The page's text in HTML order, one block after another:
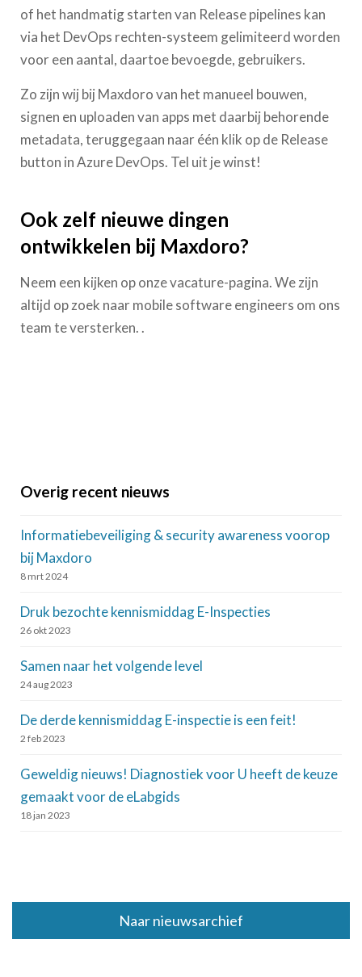
of het handmatig starten van Release pipelines kan
via het DevOps rechten-systeem gelimiteerd worden
voor een aantal, daartoe bevoegde, gebruikers.
Zo zijn wij bij Maxdoro van het manueel bouwen,
signen en uploaden van apps met daarbij behorende
metadata, teruggegaan naar één klik op de Release
button in Azure DevOps. Tel uit je winst!
Ook zelf nieuwe dingen
ontwikkelen bij Maxdoro?
Neem een kijken op onze vacature-pagina. We zijn
altijd op zoek naar mobile software engineers om ons
team te versterken. .
Overig recent nieuws
Informatiebeveiliging & security awareness voorop
bij Maxdoro
8 mrt 2024
Druk bezochte kennismiddag E-Inspecties
26 okt 2023
Samen naar het volgende level
24 aug 2023
De derde kennismiddag E-inspectie is een feit!
2 feb 2023
Geweldig nieuws! Diagnostiek voor U heeft de keuze
gemaakt voor de eLabgids
18 jan 2023
Naar nieuwsarchief